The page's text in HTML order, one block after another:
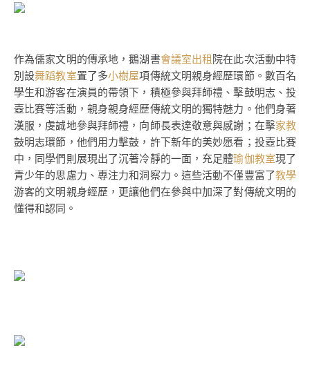
作為儒家文明的傳承地，鵝湖書會議室出租 院在此次活動中特
別設舞蹈教室置了多小樹屋項傳統文明親身經歷環節。數百名
學生和游客在演員的帶領下，積極參與拜師禮、擊鼓明志、投
壺比賽等活動，親身親身經歷傳統文明的獨特魅力。他們身著
漢服，虔誠地參與拜師禮，向師長表達敬意與感謝；在擊家教
鼓明志環節，他們用力擊鼓，許下新年的美妙愿看；投壺比賽
中，同學們則展現出了沉著冷靜的一面，充足體瑜伽教室現了
青少年的思慮力、專注力和洞察力。這些活動不僅豐富了教學
游客的文明親身經歷，更讓他們在參與中加深了對傳統文明的
懂得和認同。